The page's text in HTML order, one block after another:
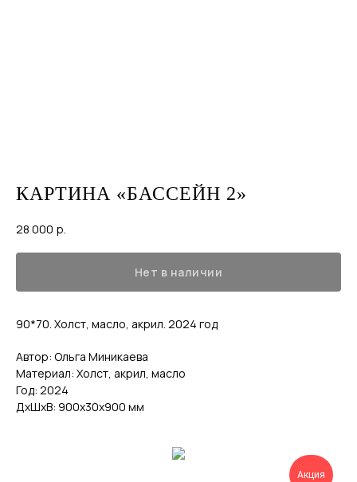
КАРТИНА «БАССЕЙН 2»
28 000 р.
Нет в наличии
90*70. Холст, масло, акрил. 2024 год
Автор: Ольга Миникаева
Материал: Холст, акрил, масло
Год: 2024
ДxШxВ: 900x30x900 мм
Акция